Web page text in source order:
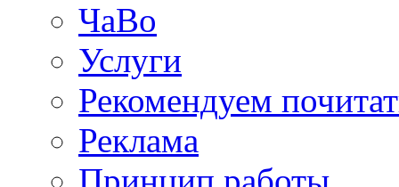
ЧаВо
Услуги
Рекомендуем
Реклама